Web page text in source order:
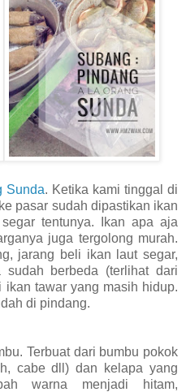
Sunda. Ketika kami tinggal di
pasar sudah dipastikan ikan
tentunya. Ikan apa aja
juga tergolong murah.
jarang beli ikan laut segar,
sudah berbeda (terlihat dari
tawar yang masih hidup.
di pindang.
Terbuat dari bumbu pokok
cabe dll) dan kelapa yang
warna menjadi hitam,